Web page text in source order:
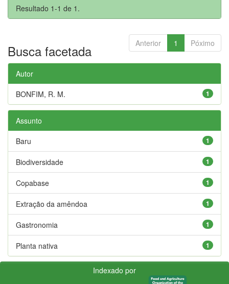
Resultado 1-1 de 1.
Anterior 1 Póximo
Busca facetada
Autor
1
BONFIM, R. M.
Assunto
1
Baru
1
Biodiversidade
1
Copabase
1
Extração da amêndoa
1
Gastronomia
1
Planta nativa
Indexado por